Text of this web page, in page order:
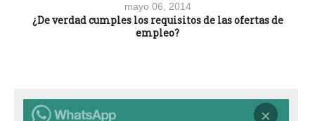
mayo 06, 2014
¿De verdad cumples los requisitos de las ofertas de
empleo?